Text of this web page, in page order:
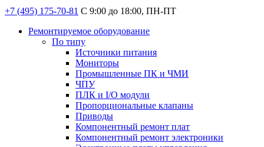
+7 (495) 175-70-81 C 9:00 до 18:00, ПН-ПТ
Ремонтируемое оборудование
По типу
Источники питания
Мониторы
Промышленные ПК и ЧМИ
ЧПУ
ПЛК и I/O модули
Пропорциональные клапаны
Приводы
Компонентный ремонт плат
Компонентный ремонт электроники